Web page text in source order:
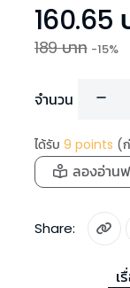
160.65
189บาท -15%
จำนวน
ได้รับ 9 points (
ลองอ่าน
Share:
เ